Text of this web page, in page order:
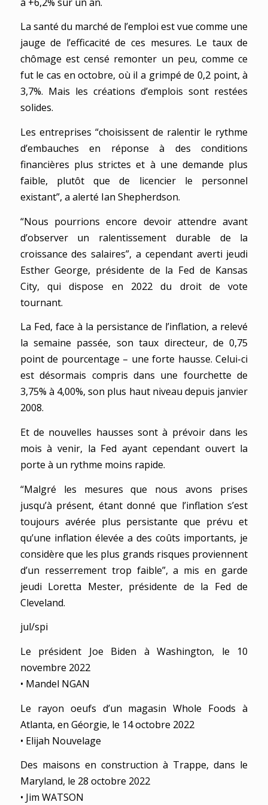
La santé du marché de l’emploi est vue comme une
jauge de l’efficacité de ces mesures. Le taux de
chômage est censé remonter un peu, comme ce
fut le cas en octobre, où il a grimpé de 0,2 point, à
3,7%. Mais les créations d’emplois sont restées
solides.
Les entreprises “choisissent de ralentir le rythme
d’embauches en réponse à des conditions
financières plus strictes et à une demande plus
faible, plutôt que de licencier le personnel
existant”, a alerté Ian Shepherdson.
“Nous pourrions encore devoir attendre avant
d’observer un ralentissement durable de la
croissance des salaires”, a cependant averti jeudi
Esther George, présidente de la Fed de Kansas
City, qui dispose en 2022 du droit de vote
tournant.
La Fed, face à la persistance de l’inflation, a relevé
la semaine passée, son taux directeur, de 0,75
point de pourcentage – une forte hausse. Celui-ci
est désormais compris dans une fourchette de
3,75% à 4,00%, son plus haut niveau depuis janvier
2008.
Et de nouvelles hausses sont à prévoir dans les
mois à venir, la Fed ayant cependant ouvert la
porte à un rythme moins rapide.
“Malgré les mesures que nous avons prises
jusqu’à présent, étant donné que l’inflation s’est
toujours avérée plus persistante que prévu et
qu’une inflation élevée a des coûts importants, je
considère que les plus grands risques proviennent
d’un resserrement trop faible”, a mis en garde
jeudi Loretta Mester, présidente de la Fed de
Cleveland.
jul/spi
Le président Joe Biden à Washington, le 10
novembre 2022
• Mandel NGAN
Le rayon oeufs d’un magasin Whole Foods à
Atlanta, en Géorgie, le 14 octobre 2022
• Elijah Nouvelage
Des maisons en construction à Trappe, dans le
Maryland, le 28 octobre 2022
• Jim WATSON